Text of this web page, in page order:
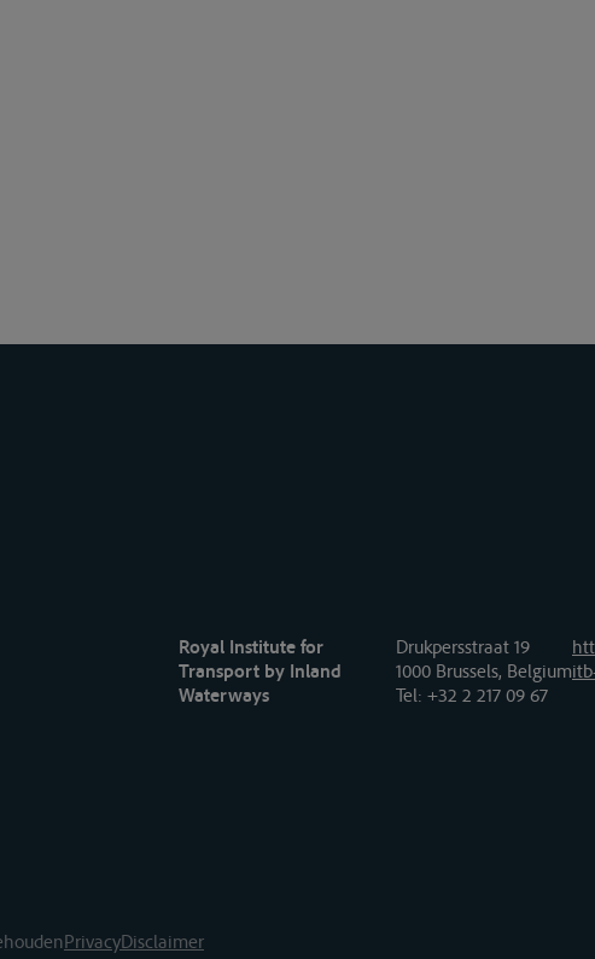
Royal Institute for
Transport by Inland
Waterways
Drukpersstraat 19
1000 Brussels, Belgium
Tel: +32 2 217 09 67
PrivacyDisclaimer